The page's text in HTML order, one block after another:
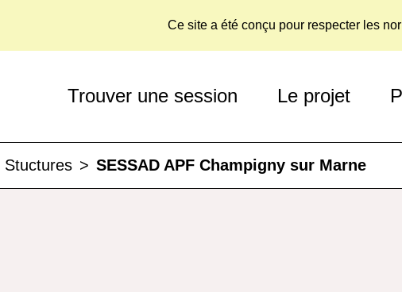
Ce site a été conçu pour respecter les
Trouver une session Le projet
Stuctures > SESSAD APF Champigny sur Marne